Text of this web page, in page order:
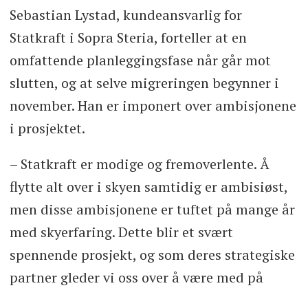
Sebastian Lystad, kundeansvarlig for
Statkraft i Sopra Steria, forteller at en
omfattende planleggingsfase når går mot
slutten, og at selve migreringen begynner i
november. Han er imponert over ambisjonene
i prosjektet.
– Statkraft er modige og fremoverlente. Å
flytte alt over i skyen samtidig er ambisiøst,
men disse ambisjonene er tuftet på mange år
med skyerfaring. Dette blir et svært
spennende prosjekt, og som deres strategiske
partner gleder vi oss over å være med på